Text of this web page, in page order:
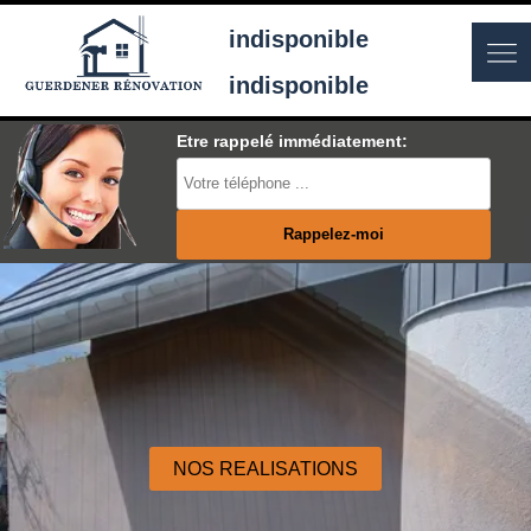
indisponible
indisponible
Etre rappelé immédiatement:
NOS REALISATIONS